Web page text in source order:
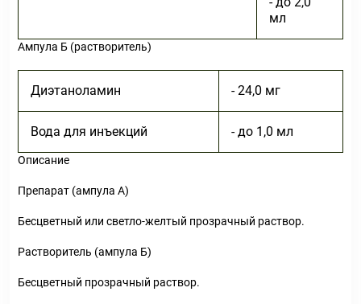
мл
Ампула Б (растворитель)
Диэтаноламин - 24,0 мг
Вода для инъекций - до 1,0 мл
Описание
Препарат (ампула А)
Бесцветный или светло-желтый прозрачный раствор.
Растворитель (ампула Б)
Бесцветный прозрачный раствор.